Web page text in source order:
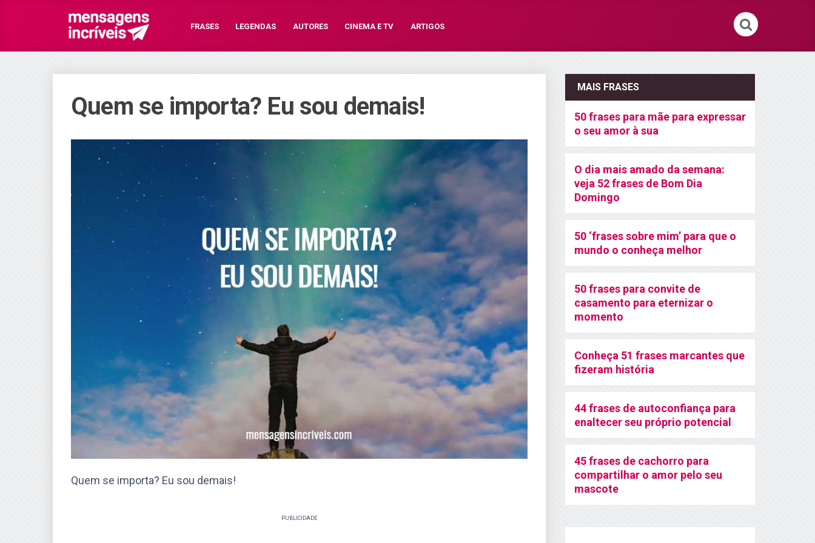
FRASES LEGENDAS AUTORES CINEMA E TV ARTIGOS
Quem se importa? Eu sou demais!
Quem se importa? Eu sou demais!
PUBLICIDADE
MAIS FRASES
50 frases para mãe para expressar
o seu amor à sua
O dia mais amado da semana:
veja 52 frases de Bom Dia
Domingo
50 ‘frases sobre mim’ para que o
mundo o conheça melhor
50 frases para convite de
casamento para eternizar o
momento
Conheça 51 frases marcantes que
fizeram história
44 frases de autoconfiança para
enaltecer seu próprio potencial
45 frases de cachorro para
compartilhar o amor pelo seu
mascote